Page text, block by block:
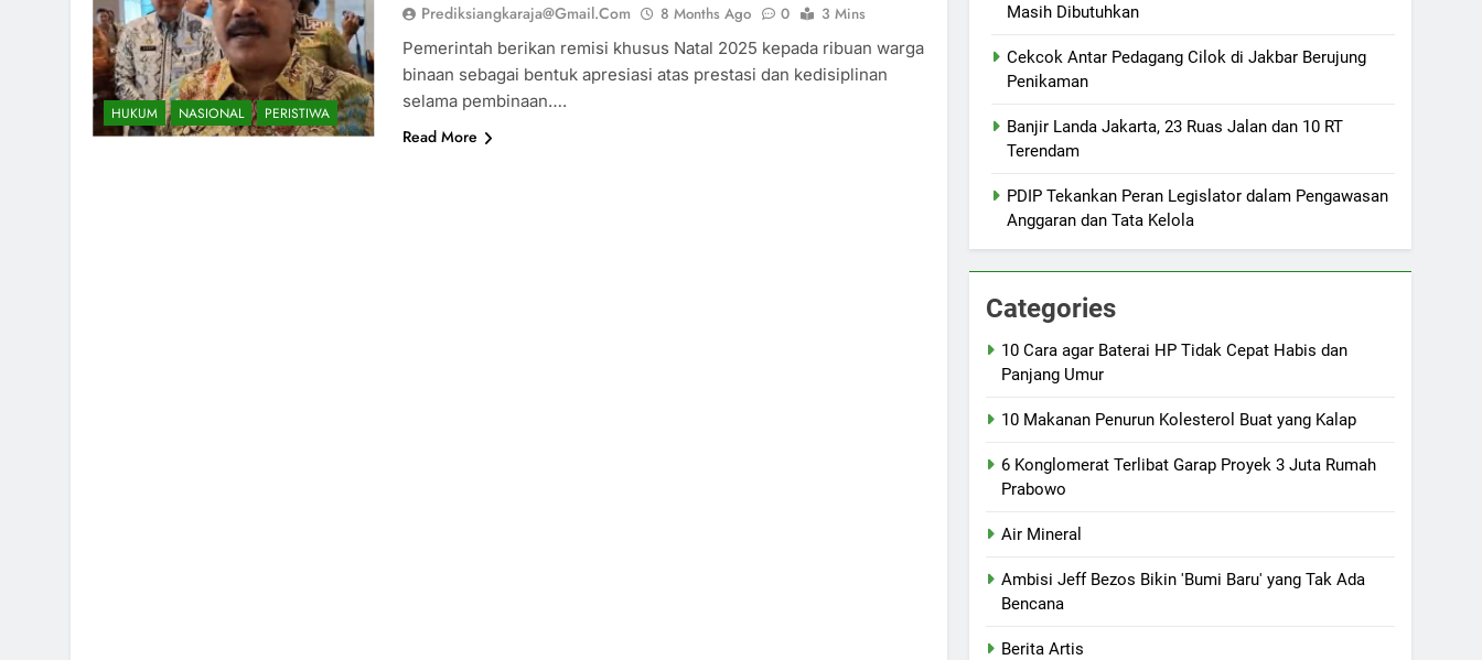
HUKUM NASIONAL PERISTIWA
Prediksiangkaraja@gmail.com 8 Months Ago 0
3 Mins
Pemerintah berikan remisi khusus Natal 2025 kepada ribuan warga
binaan sebagai bentuk apresiasi atas prestasi dan kedisiplinan
selama pembinaan….
Read More
Masih Dibutuhkan
Cekcok Antar Pedagang Cilok di Jakbar Berujung
Penikaman
Banjir Landa Jakarta, 23 Ruas Jalan dan 10 RT
Terendam
PDIP Tekankan Peran Legislator dalam Pengawasan
Anggaran dan Tata Kelola
Categories
10 Cara agar Baterai HP Tidak Cepat Habis dan
Panjang Umur
10 Makanan Penurun Kolesterol Buat yang Kalap
6 Konglomerat Terlibat Garap Proyek 3 Juta Rumah
Prabowo
Air Mineral
Ambisi Jeff Bezos Bikin 'Bumi Baru' yang Tak Ada
Bencana
Berita Artis